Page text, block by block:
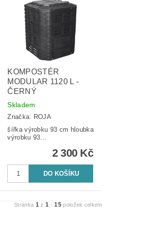
KOMPOSTÉR
MODULAR 1120 L -
ČERNÝ
Skladem
Značka: ROJA
šířka výrobku 93 cm hloubka
výrobku 93...
2 300 Kč
Stránka 1 z1 -15položek celkem